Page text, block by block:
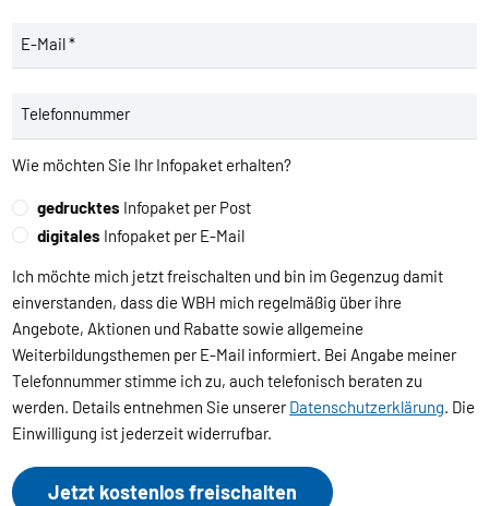
E-Mail *
Telefonnummer
Wie möchten Sie Ihr Infopaket erhalten?
gedrucktes Infopaket per Post
digitales Infopaket per E-Mail
Ich möchte mich jetzt freischalten und bin im Gegenzug damit
einverstanden, dass die WBH mich regelmäßig über ihre
Angebote, Aktionen und Rabatte sowie allgemeine
Weiterbildungsthemen per E-Mail informiert. Bei Angabe meiner
Telefonnummer stimme ich zu, auch telefonisch beraten zu
werden. Details entnehmen Sie unsererDatenschutzerklärung. Die
Einwilligung ist jederzeit widerrufbar.
Jetzt kostenlos freischalten